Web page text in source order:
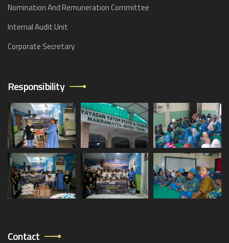
Nomination And Remuneration Committee
Internal Audit Unit
Corporate Secretary
Responsibility
Contact